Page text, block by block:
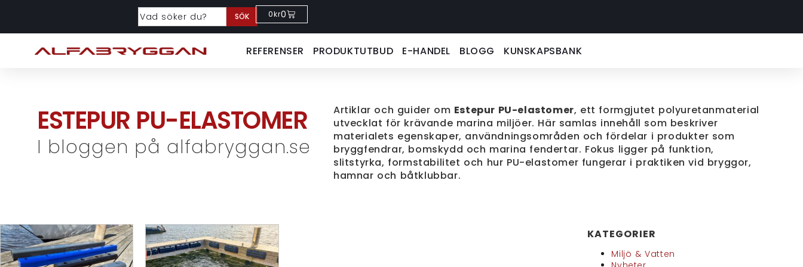
SÖK 0kr0
REFERENSER PRODUKTUTBUD E-HANDEL BLOGG KUNSKAPSBANK
ESTEPUR PU-ELASTOMER
I bloggen på alfabryggan.se
Artiklar och guider om Estepur PU-elastomer, ett formgjutet polyuretanmaterial
utvecklat för krävande marina miljöer. Här samlas innehåll som beskriver
materialets egenskaper, användningsområden och fördelar i produkter som
bryggfendrar, bomskydd och marina fendertar. Fokus ligger på funktion,
slitstyrka, formstabilitet och hur PU-elastomer fungerar i praktiken vid bryggor,
hamnar och båtklubbar.
KATEGORIER
Miljö & Vatten